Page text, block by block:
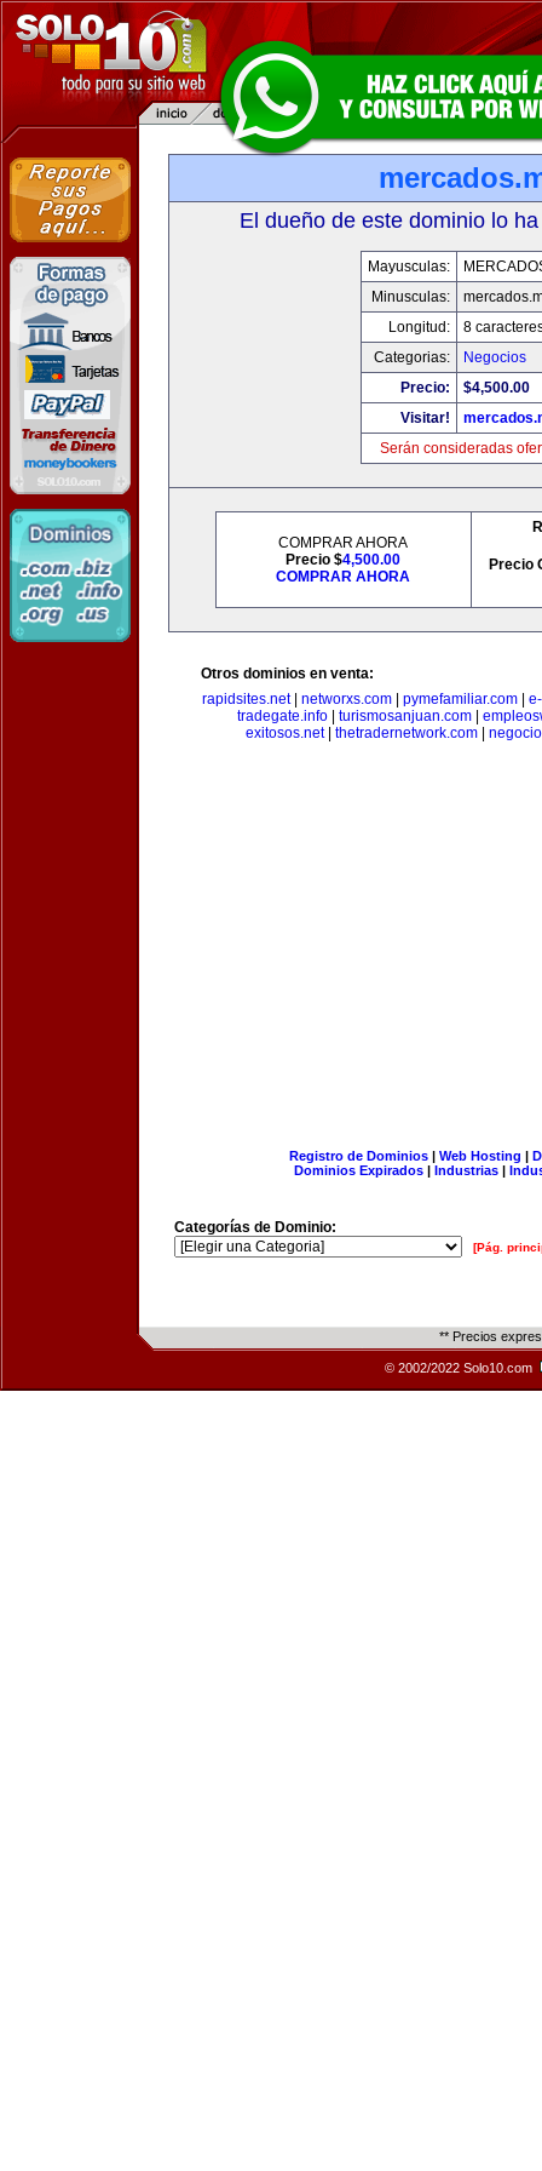
El dueño de este dominio lo
Mayusculas:
Minusculas:
Longitud:
8
Categorias:
Negocios
Precio:
$4,500.00
Visitar!
Serán consideradas
COMPRAR AHORA
Precio $4,500.00
COMPRAR AHORA
Precio
Otros dominios en venta:
rapidsites.net| networxs.com| pymefamiliar.com|
tradegate.info| turismosanjuan.com|
exitosos.net| thetradernetwork.com|
Registro de Dominios| Web Hosting |
Dominios Expirados | Industrias |
Categorías de Dominio:
[Pág.
** Precios
© 2002/2022 Solo10.com